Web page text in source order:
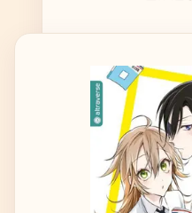
Bildergalerie